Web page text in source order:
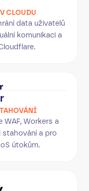
CLOUDU
data uživatelů
komunikaci a
WAF, Workers a
stahování a pro
útokům.